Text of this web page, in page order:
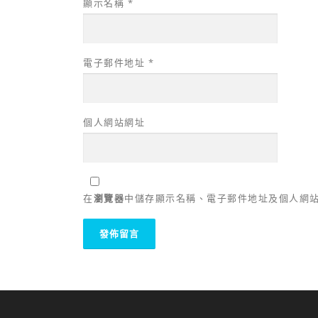
顯示名稱 *
電子郵件地址 *
個人網站網址
在瀏覽器中儲存顯示名稱、電子郵件地址及個人網